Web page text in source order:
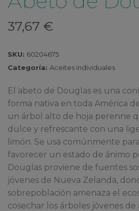
37,67 €
SKU: 60204675
Categoría: Aceites individuales
El abeto de Douglas es una
forma nativa en toda América
un árbol alto de hoja perenne
dulce y refrescante con una
limón. Se usa comúnmente
favorecer un estado de ánimo
Douglas proviene de fuentes
jóvenes de Nueva Zelanda,
sobrepoblación amenaza el
cosechar los árboles jóvenes